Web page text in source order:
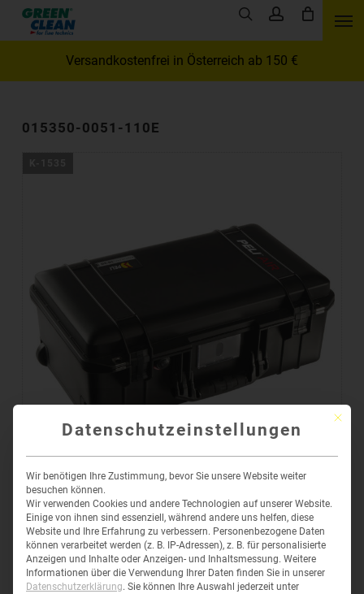
Versandkostenfrei in Österreich ab 150 €
Skip
search account
015350-0051-110E
PELI™ AIR CASE 1535 CARRY-ON
334,45 €– 514,22 € inkl. MwSt
Mit
Datenschutzeinstellungen
Wir benötigen Ihre Zustimmung, bevor Sie unsere Website weiter
besuchen können.
Wir verwenden Cookies und andere Technologien auf unserer Website.
Einige von ihnen sind essenziell, während andere uns helfen, diese
Website und Ihre Erfahrung zu verbessern. Personenbezogene Daten
können verarbeitet werden (z. B. IP-Adressen), z. B. für personalisierte
Anzeigen und Inhalte oder Anzeigen- und Inhaltsmessung. Weitere
Informationen über die Verwendung Ihrer Daten finden Sie in unserer
Datenschutzerklärung. Sie können Ihre Auswahl jederzeit unter